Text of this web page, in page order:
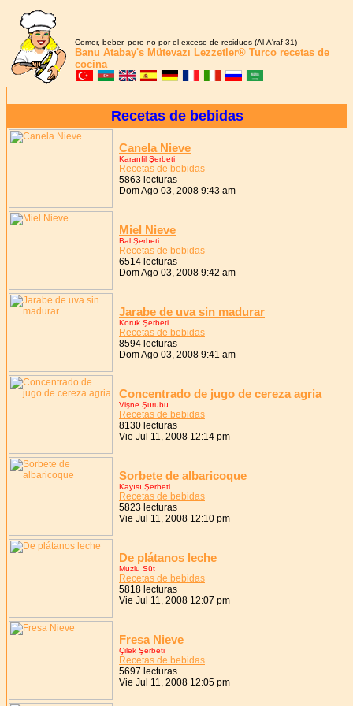
Comer, beber, pero no por el exceso de residuos (Al-A'raf 31)
Banu Atabay's Mütevazı Lezzetler® Turco recetas de
cocina
Recetas de bebidas
Canela Nieve
Karanfil Şerbeti
Recetas de bebidas
5863 lecturas
Dom Ago 03, 2008 9:43 am
Miel Nieve
Bal Şerbeti
Recetas de bebidas
6514 lecturas
Dom Ago 03, 2008 9:42 am
Jarabe de uva sin madurar
Koruk Şerbeti
Recetas de bebidas
8594 lecturas
Dom Ago 03, 2008 9:41 am
Concentrado de jugo de cereza agria
Vişne Şurubu
Recetas de bebidas
8130 lecturas
Vie Jul 11, 2008 12:14 pm
Sorbete de albaricoque
Kayısı Şerbeti
Recetas de bebidas
5823 lecturas
Vie Jul 11, 2008 12:10 pm
De plátanos leche
Muzlu Süt
Recetas de bebidas
5818 lecturas
Vie Jul 11, 2008 12:07 pm
Fresa Nieve
Çilek Şerbeti
Recetas de bebidas
5697 lecturas
Vie Jul 11, 2008 12:05 pm